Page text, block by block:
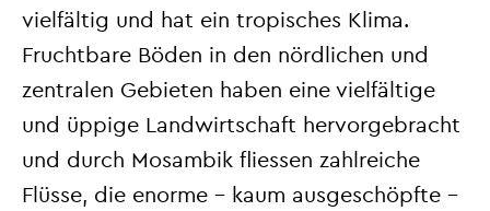
vielfältig und hat ein tropisches Klima.
Fruchtbare Böden in den nördlichen und
zentralen Gebieten haben eine vielfältige
und üppige Landwirtschaft hervorgebracht
und durch Mosambik fliessen zahlreiche
Flüsse, die enorme – kaum ausgeschöpfte –